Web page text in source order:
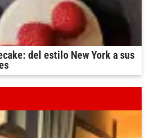
del estilo New York a sus